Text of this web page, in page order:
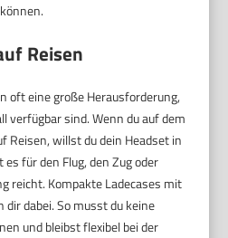
Reisen
oft eine große Herausforderung,
verfügbar sind. Wenn du auf dem
Reisen, willst du dein Headset in
für den Flug, den Zug oder
reicht. Kompakte Ladecases mit
dabei. So musst du keine
und bleibst flexibel bei der